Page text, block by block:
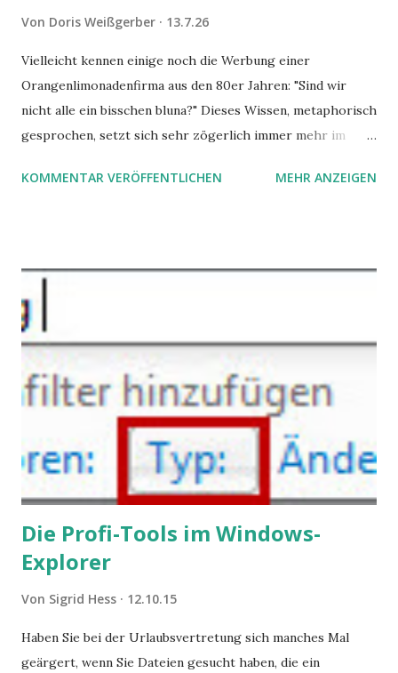
Von Doris Weißgerber 13.7.26
Vielleicht kennen einige noch die Werbung einer
Orangenlimonadenfirma aus den 80er Jahren: "Sind wir
nicht alle ein bisschen bluna?" Dieses Wissen, metaphorisch
gesprochen, setzt sich sehr zögerlich immer mehr im
gleich. Im Arbeitskontext kann es zu nicht verstandenen
Angstzuständen ihrer Mitglieder. Dafür könnte es Gründe
geben, die weitgehend noch im Dunkeln zu liegen scheinen.
KOMMENTAR VERÖFFENTLICHEN MEHR ANZEIGEN
Die Profi-Tools im Windows-
Explorer
Von Sigrid Hess 12.10.15
Haben Sie bei der Urlaubsvertretung sich manches Mal
geärgert, wenn Sie Dateien gesucht haben, die ein